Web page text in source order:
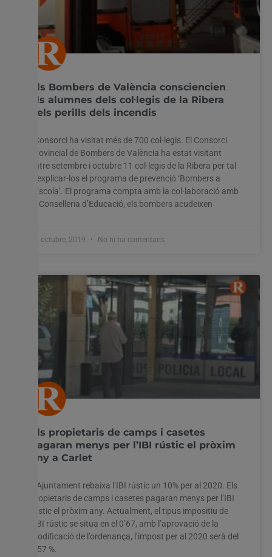
Els Bombers de València consciencien
als alumnes dels col·legis de la Ribera
dels perills dels incendis
l Consorci ha visitat més de 700 col·legis. El Consorci
Provincial de Bombers de València ha estat visitant
entre setembre i octubre 11 col·legis de la Ribera per tal
d’explicar-los el programa de prevenció ‘Bombers a
l’Escola’. El programa compta amb la col·laboració amb
la Conselleria d’Educació, els bombers acudeixen
22 octubre, 2019 No hi ha comentaris
Els propietaris de camps i casetes
pagaran menys per l’IBI rústic el pròxim
any a Carlet
L’Ajuntament rebaixa l’IBI rústic un 10% per al 2020. Els
propietaris de camps i casetes pagaran menys per l’IBI
rústic el pròxim any. Actualment, el tipus impositiu de
l’IBI rústic se situa en el 0’67, amb l’aprovació de la
modificació de l’ordenança, l’impost per al 2020 serà del
0’57 %.